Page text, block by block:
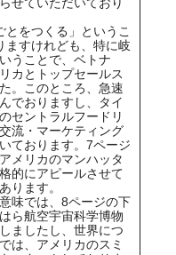
せていただいており
をつくる」というこ
ますけれども、特に岐
うことで、ベトナ
カとトップセールス
。このところ、急速
でおりますし、タイ
セントラルフードリ
流・マーケティング
ております。7ページ
メリカのマンハッタ
的にアピールさせて
ります。
味では、8ページの下
ら航空宇宙科学博物
ましたし、世界につ
は、アメリカのスミ